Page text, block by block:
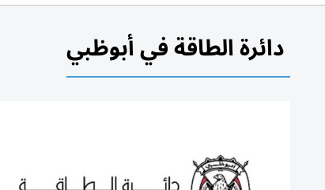
دائرة الطاقة في أبوظبي